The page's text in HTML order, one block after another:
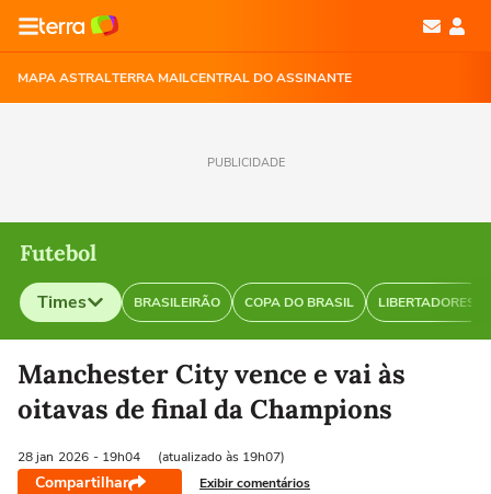
MAPA ASTRALTERRA MAILCENTRAL DO ASSINANTE
PUBLICIDADE
Futebol
Times BRASILEIRÃO COPA DO BRASIL LIBERTADORES
Selecione o time para ver as notícias
Manchester City vence e vai às
oitavas de final da Champions
28 jan 2026 - 19h04 (atualizado às 19h07)
Compartilhar Exibir comentários